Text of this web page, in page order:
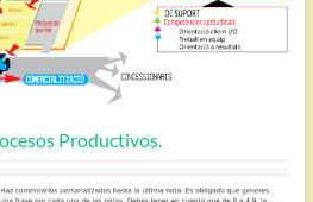
Productivos.